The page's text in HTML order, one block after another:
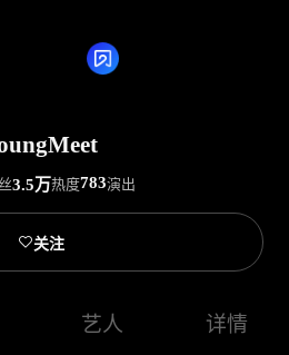
3.5万热度783演出
关注
艺人 详情